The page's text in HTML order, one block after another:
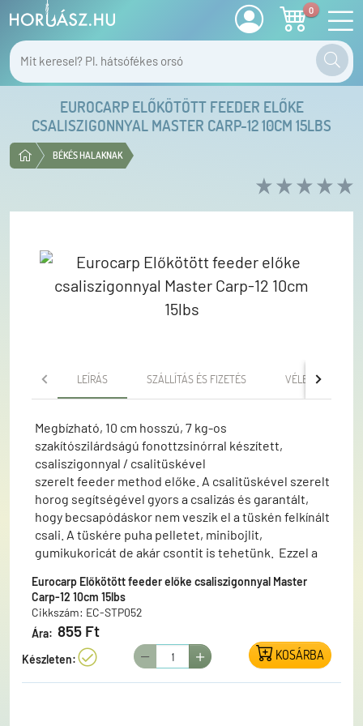
0
EUROCARP ELŐKÖTÖTT FEEDER ELŐKE
CSALISZIGONNYAL MASTER CARP-12 10CM 15LBS
BÉKÉS HALAKNAK
LEÍRÁS SZÁLLÍTÁS ÉS FIZETÉS VÉLEMÉNYEK
Megbízható, 10 cm hosszú, 7 kg-os
szakítószilárdságú fonottzsinórral készített,
csaliszigonnyal / csalitüskével
szerelt feeder method előke. A csalitüskével szerelt
horog segítségével gyors a csalizás és garantált,
hogy becsapódáskor nem veszik el a tüskén felkínált
csali. A tüskére puha pelletet, minibojlit,
gumikukoricát de akár csontit is tehetünk. Ezzel a
garantált a siker ! A csomag 3 db csaliszigonnyal
szerelt, Master Carp horoggal kötött előkét
tartalmaz. Kínálatunkban három horog méret
választható.
Eurocarp Előkötött feeder előke csaliszigonnyal Master
Carp-12 10cm 15lbs
Cikkszám: EC-STP052
Ára: 855 Ft
Készleten: KOSÁRBA